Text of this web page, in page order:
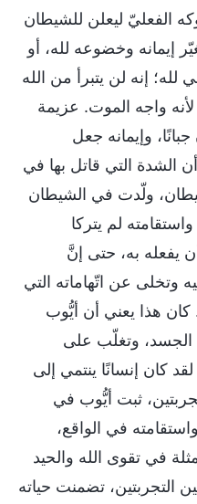
الفعليّ ليعلن للشيطان
إيمانه وخضوعه لله، أو
لله؛ إنه لن يتبرأ من الله
واجه الموت. عزيمة
وإيمانه جعل
الشدة التي قاتل بها في
ولّدت في الشيطان
لم يتركا
يفعله به، حتى إنَّ
وتخلى عن اتّهاماته التي
كان هذا يعني أن أيُّوب
الجسد، وتغلّب على
كان إنسانًا ينتمي إلى
ثبت أيُّوب في
في الواقع،
في تقوى الله والحيد
التجربتين، تضمنت حياته